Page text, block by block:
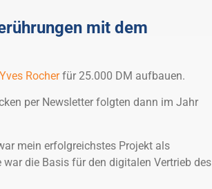
mit dem
Yves Rocherfür 25.000 DM aufbauen.
per Newsletter folgten dann im Jahr
mein erfolgreichstes Projekt als
die Basis für den digitalen Vertrieb des